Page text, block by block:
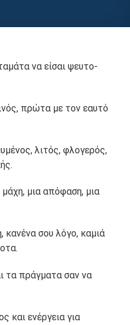
να είσαι ψευτο-
πρώτα με τον εαυτό
λιτός, φλογερός,
μάχη, μια απόφαση, μια
κανένα σου λόγο, καμιά
τα πράγματα σαν να
και ενέργεια για